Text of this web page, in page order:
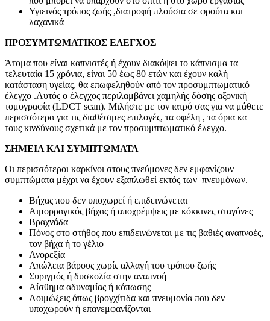
Υγιεινός τρόπος ζωής ,διατροφή πλούσια σε φρούτα και
λαχανικά
ΠΡΟΣΥΜΤΩΜΑΤΙΚΟΣ ΕΛΕΓΧΟΣ
Άτομα που είναι καπνιστές ή έχουν διακόψει το κάπνισμα τα
τελευταία 15 χρόνια, είναι 50 έως 80 ετών και έχουν καλή
κατάσταση υγείας, θα επωφεληθούν από τον προσυμπτωματικό
έλεγχο .Αυτός ο έλεγχος περιλαμβάνει χαμηλής δόσης αξονική
τομογραφία (LDCT scan). Μιλήστε με τον ιατρό σας για να μάθετε
περισσότερα για τις διαθέσιμες επιλογές, τα οφέλη , τα όρια κα
τους κινδύνους σχετικά με τον προσυμπτωματικό έλεγχο.
ΣΗΜΕΙΑ ΚΑΙ ΣΥΜΠΤΩΜΑΤΑ
Οι περισσότεροι καρκίνοι στους πνεύμονες δεν εμφανίζουν
συμπτώματα μέχρι να έχουν εξαπλωθεί εκτός των πνευμόνων.
Βήχας που δεν υποχωρεί ή επιδεινώνεται
Αιμορραγικός βήχας ή αποχρέμψεις με κόκκινες σταγόνες
Βραχνάδα
Πόνος στο στήθος που επιδεινώνεται με τις βαθιές αναπνοές,
τον βήχα ή το γέλιο
Ανορεξία
Απώλεια βάρους χωρίς αλλαγή του τρόπου ζωής
Συριγμός ή δυσκολία στην αναπνοή
Αίσθημα αδυναμίας ή κόπωσης
Λοιμώξεις όπως βρογχίτιδα και πνευμονία που δεν
υποχωρούν ή επανεμφανίζονται